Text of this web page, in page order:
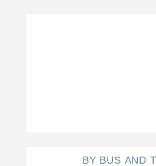
BY BUS AND